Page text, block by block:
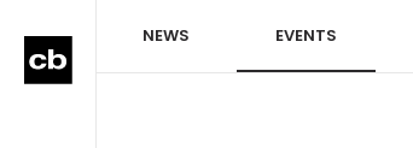
NEWS EVENTS